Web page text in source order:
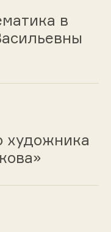
в
художника